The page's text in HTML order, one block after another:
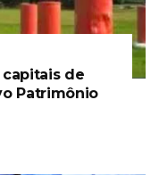
de
Patrimônio